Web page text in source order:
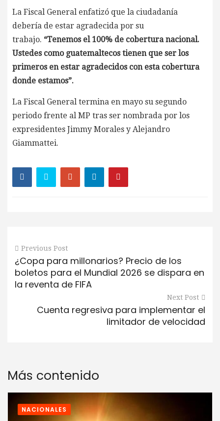
La Fiscal General enfatizó que la ciudadanía
debería de estar agradecida por su
trabajo. “Tenemos el 100% de cobertura nacional.
Ustedes como guatemaltecos tienen que ser los
primeros en estar agradecidos con esta cobertura
donde estamos”.
La Fiscal General termina en mayo su segundo
periodo frente al MP tras ser nombrada por los
expresidentes Jimmy Morales y Alejandro
Giammattei.
Previous Post
¿Copa para millonarios? Precio de los
boletos para el Mundial 2026 se dispara en
la reventa de FIFA
Next Post
Cuenta regresiva para implementar el
limitador de velocidad
Más contenido
NACIONALES